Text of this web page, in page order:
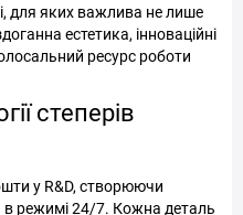
для яких важлива не лише
естетика, інноваційні
ресурс роботи
степерів
у R&D, створюючи
режимі 24/7. Кожна деталь